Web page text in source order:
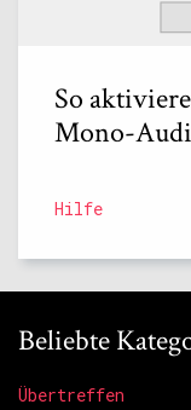
So
Mono-
Hilfe
Beliebte
Übertreffen